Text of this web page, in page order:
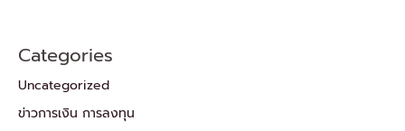
Categories
Uncategorized
ข่าวการเงิน การลงทุน